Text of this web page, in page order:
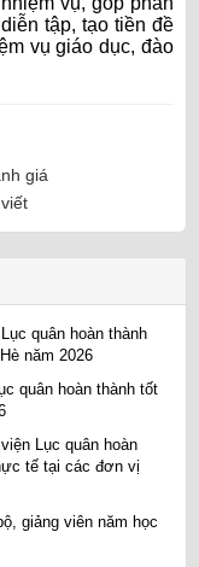
tập, tạo tiền đề
vụ giáo dục, đào
giá
quân hoàn thành
năm 2026
quân hoàn thành tốt
Lục quân hoàn
tế tại các đơn vị
giảng viên năm học